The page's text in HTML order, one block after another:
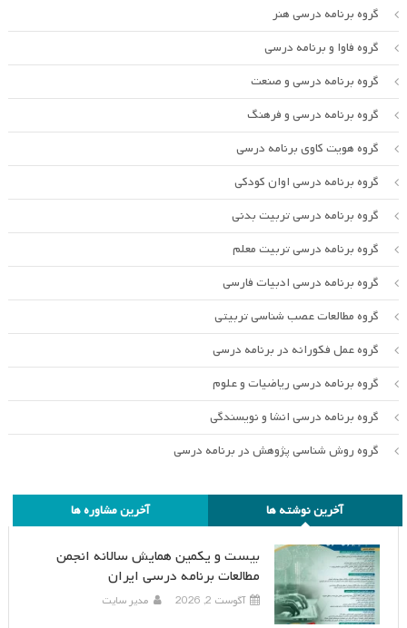
گروه برنامه درسی هنر
گروه فاوا و برنامه درسی
گروه برنامه درسی و صنعت
گروه برنامه درسی و فرهنگ
گروه هویت کاوی برنامه درسی
گروه برنامه درسی اوان کودکی
گروه برنامه درسی تربیت بدنی
گروه برنامه درسی تربیت معلم
گروه برنامه درسی ادبیات فارسی
گروه مطالعات عصب شناسی تربیتی
گروه عمل فکورانه در برنامه درسی
گروه برنامه درسی ریاضیات و علوم
گروه برنامه درسی انشا و نویسندگی
گروه روش شناسی پژوهش در برنامه درسی
آخرین نوشته ها آخرین مشاوره ها
بیست و یکمین همایش سالانه انجمن
مطالعات برنامه درسی ایران
آگوست 2, 2026 مدیر سایت